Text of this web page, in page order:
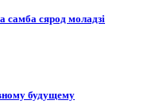
самба сярод моладзі
будущему